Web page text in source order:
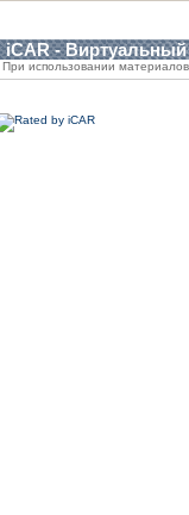
iCAR -
При использовании